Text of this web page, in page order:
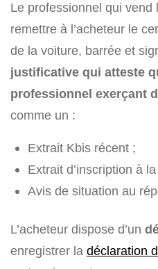
Le professionnel qui
remettre à l’acheteur le
de la voiture, barrée et
justificative qui atteste
professionnel exerçant
comme un :
Extrait Kbis récent ;
Extrait d’inscription à
Avis de situation au
L’acheteur dispose d’un
enregistrer la déclaration